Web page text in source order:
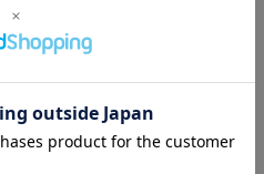
シューズ デザイン性